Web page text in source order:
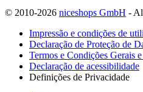
© 2010-2026 niceshops GmbH -
Impressão e condições de
Declaração de Proteção de
Termos e Condições Gerais
Declaração de acessibilidade
Definições de Privacidade